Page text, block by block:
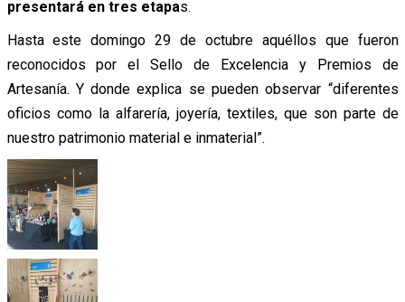
presentará en tres etapas.
Hasta este domingo 29 de octubre aquéllos que fueron
reconocidos por el Sello de Excelencia y Premios de
Artesanía. Y donde explica se pueden observar “diferentes
oficios como la alfarería, joyería, textiles, que son parte de
nuestro patrimonio material e inmaterial”.